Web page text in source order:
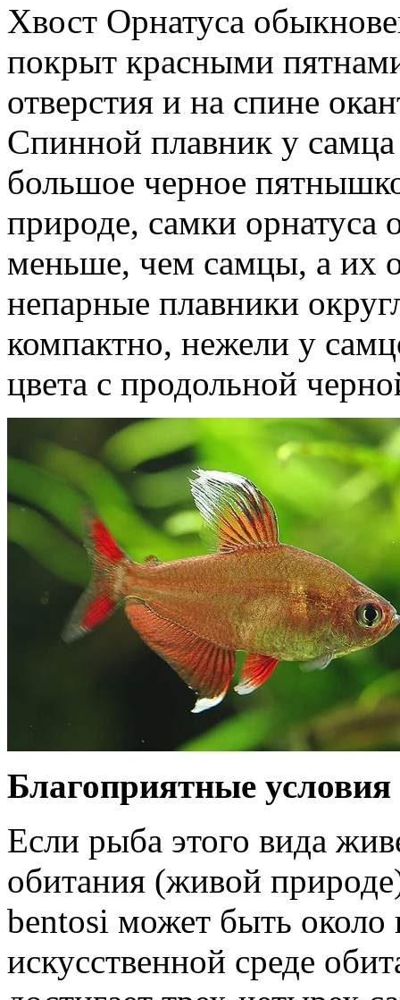
Хвост Орнатуса
покрыт красными
отверстия и на спине
Спинной плавник у самца
большое черное
природе, самки орнатуса
меньше, чем самцы, а их
непарные плавники
компактно, нежели у
цвета с продольной
Благоприятные условия
Если рыба этого вида
обитания (живой
bentosi может быть около
искусственной среде